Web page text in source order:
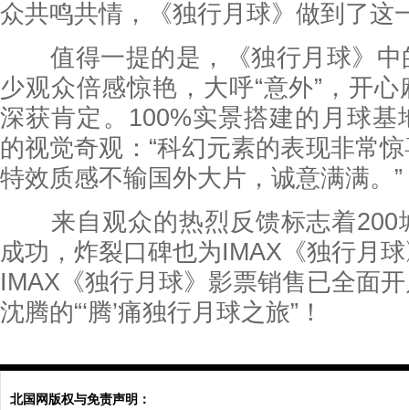
众共鸣共情，《独行月球》做到了这
值得一提的是，《独行月球》中
少观众倍感惊艳，大呼“意外”，开
深获肯定。100%实景搭建的月球基
的视觉奇观：“科幻元素的表现非常
特效质感不输国外大片，诚意满满。”
来自观众的热烈反馈标志着200
成功，炸裂口碑也为IMAX《独行月
IMAX《独行月球》影票销售已全面
沈腾的“‘腾’痛独行月球之旅”！
北国网版权与免责声明：